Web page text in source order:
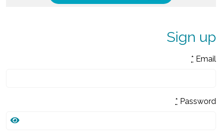
Sign up
Email
*
Password
*